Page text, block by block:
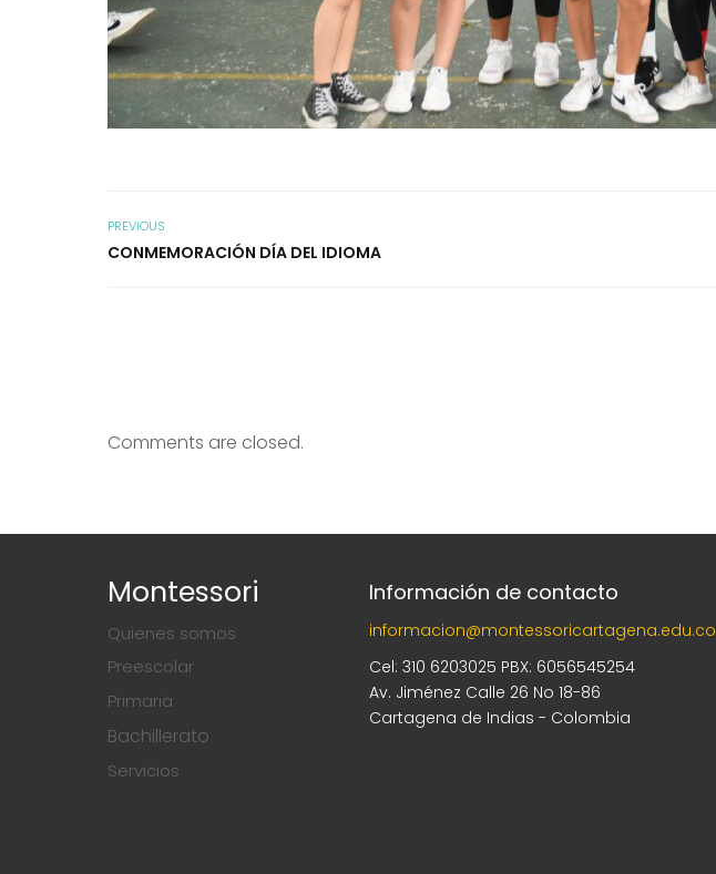
PREVIOUS
CONMEMORACIÓN DÍA DEL IDIOMA
Comments are closed.
Montessori
Quienes somos
Preescolar
Primaria
Bachillerato
Servicios
Información de contacto
informacion@montessoricartagena.edu.co
Cel: 310 6203025 PBX: 6056545254
Av. Jiménez Calle 26 No 18-86
Cartagena de Indias - Colombia